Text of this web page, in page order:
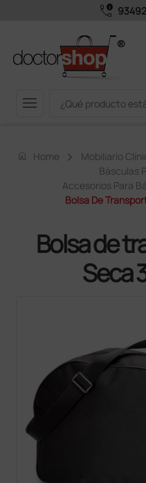
call_quality
menu
home Home Mobiliario
Básculas
Accesorios Para
Bolsa De
Bolsa de
Seca